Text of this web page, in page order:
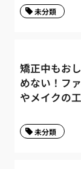
未分類
矯正中もお
めない！フ
やメイクの
未分類